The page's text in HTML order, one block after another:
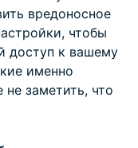
вредоносное
чтобы
доступ к вашему
именно
заметить, что